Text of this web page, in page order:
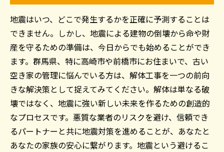
地震はいつ、どこで発生するかを正確に予測することは
できません。しかし、地震による建物の倒壊から命や財
産を守るための準備は、今日からでも始めることができ
ます。群馬県、特に高崎市や前橋市にお住まいで、古い
空き家の管理に悩んでいる方は、解体工事を一つの前向
きな解決策として捉えてみてください。解体は単なる破
壊ではなく、地震に強い新しい未来を作るための創造的
なプロセスです。悪質な業者のリスクを避け、信頼でき
るパートナーと共に地震対策を進めることが、あなたと
あなたの家族の安心に繋がります。地震という避けるこ